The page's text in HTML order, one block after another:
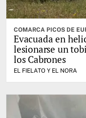
COMARCA PICOS DE
Evacuada en
lesionarse un
los Cabrones
EL FIELATO Y EL NORA